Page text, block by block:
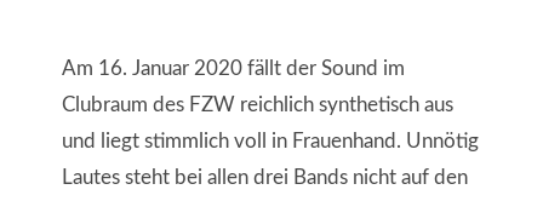
Am 16. Januar 2020 fällt der Sound im
Clubraum des FZW reichlich synthetisch aus
und liegt stimmlich voll in Frauenhand. Unnötig
Lautes steht bei allen drei Bands nicht auf den